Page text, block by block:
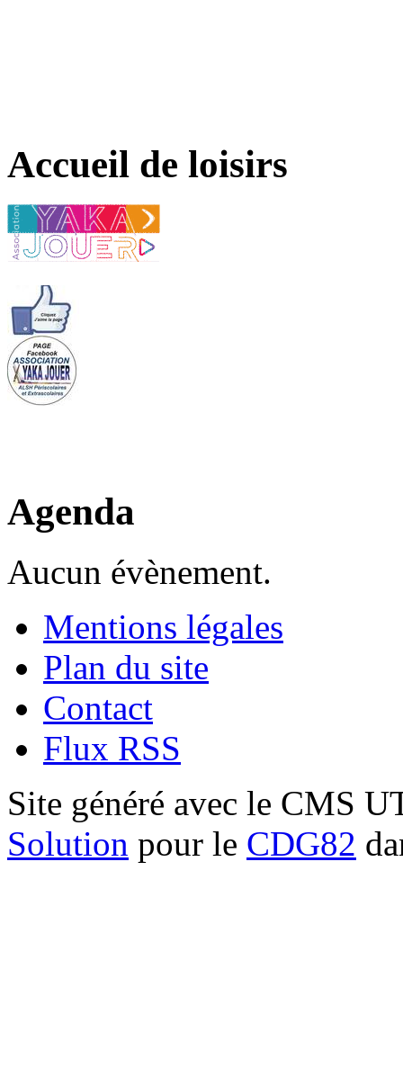
Accueil de loisirs
Agenda
Aucun évènement.
Mentions légales
Plan du site
Contact
Flux RSS
Site généré avec le CMS
Solution pour le CDG82